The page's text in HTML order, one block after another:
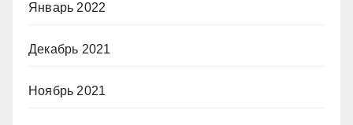
Январь 2022
Декабрь 2021
Ноябрь 2021